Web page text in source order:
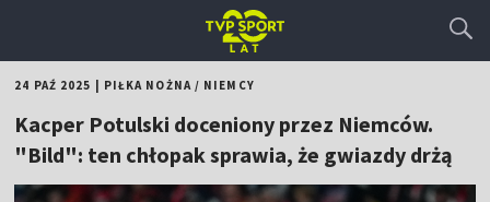
24 PAŹ 2025 PIŁKA NOŻNA/ NIEMCY
Kacper Potulski doceniony przez Niemców.
"Bild": ten chłopak sprawia, że gwiazdy drżą